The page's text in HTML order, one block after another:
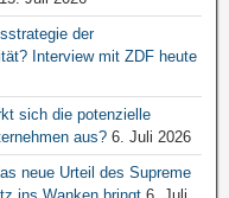
der
Interview mit ZDF heute
sich die potenzielle
aus? 6. Juli 2026
neue Urteil des Supreme